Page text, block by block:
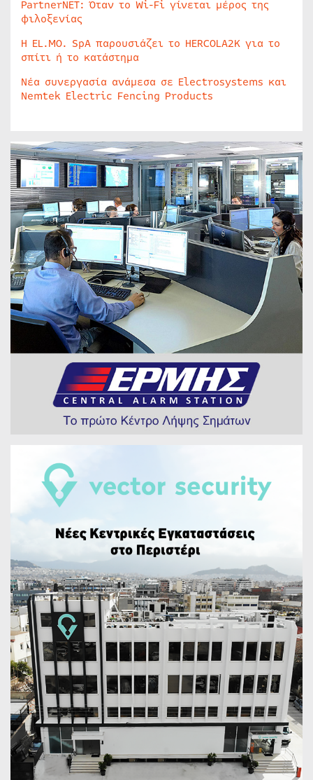
PartnerNET: Όταν το Wi-Fi γίνεται μέρος της
φιλοξενίας
Η EL.MO. SpA παρουσιάζει το HERCOLA2K για το
σπίτι ή το κατάστημα
Νέα συνεργασία ανάμεσα σε Electrosystems και
Nemtek Electric Fencing Products